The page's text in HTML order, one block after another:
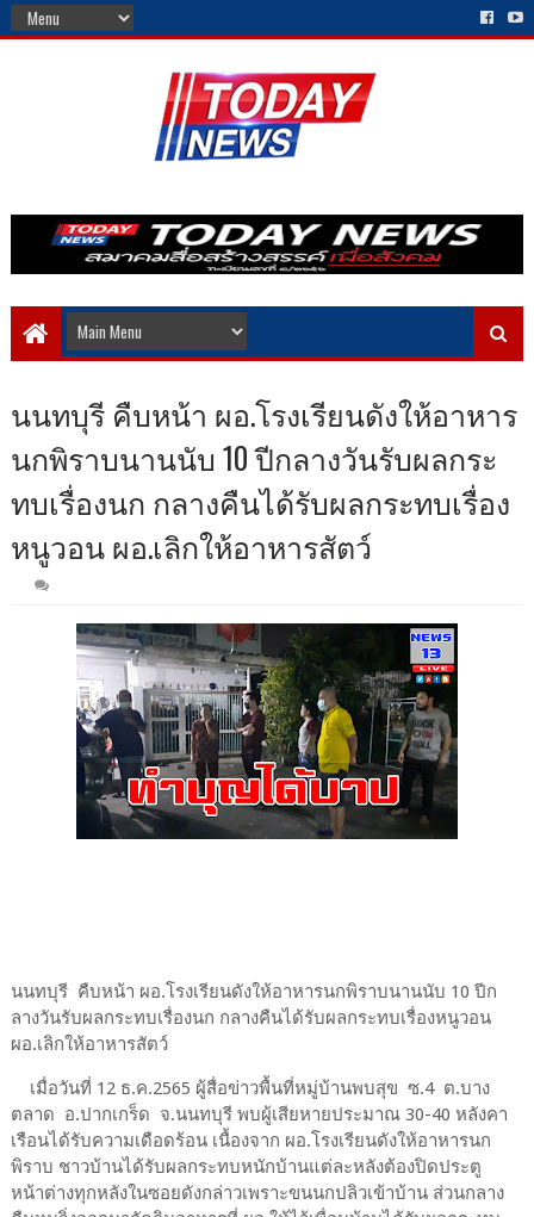
นนทบุรี คืบหน้า ผอ.โรงเรียนดังให้อาหาร
นกพิราบนานนับ 10 ปีกลางวันรับผลกระ
ทบเรื่องนก กลางคืนได้รับผลกระทบเรื่อง
หนูวอน ผอ.เลิกให้อาหารสัตว์
นนทบุรี คืบหน้า ผอ.โรงเรียนดังให้อาหารนกพิราบนานนับ 10 ปีก
ลางวันรับผลกระทบเรื่องนก กลางคืนได้รับผลกระทบเรื่องหนูวอน
ผอ.เลิกให้อาหารสัตว์
เมื่อวันที่ 12 ธ.ค.2565 ผู้สื่อข่าวพื้นที่หมู่บ้านพบสุข ซ.4 ต.บาง
ตลาด อ.ปากเกร็ด จ.นนทบุรี พบผู้เสียหายประมาณ 30-40 หลังคา
เรือนได้รับความเดือดร้อน เนื้องจาก ผอ.โรงเรียนดังให้อาหารนก
พิราบ ชาวบ้านได้รับผลกระทบหนักบ้านแต่ละหลังต้องปิดประตู
หน้าต่างทุกหลังในซอยดังกล่าวเพราะขนนกปลิวเข้าบ้าน ส่วนกลาง